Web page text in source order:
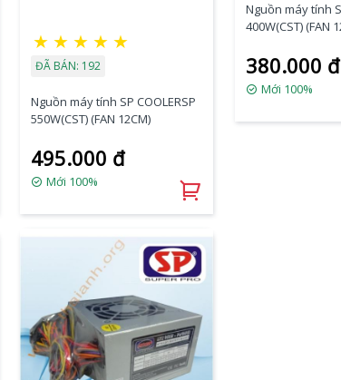
★ ★ ★ ★ ★
ĐÃ BÁN: 192
Nguồn máy tính SP COOLERSP
550W(CST) (FAN 12CM)
495.000 đ
Mới 100%
Nguồn máy tính
400W(CST) (FAN
380.000 đ
Mới 100%